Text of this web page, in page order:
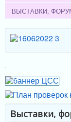
ВЫСТАВКИ,
Выставки,